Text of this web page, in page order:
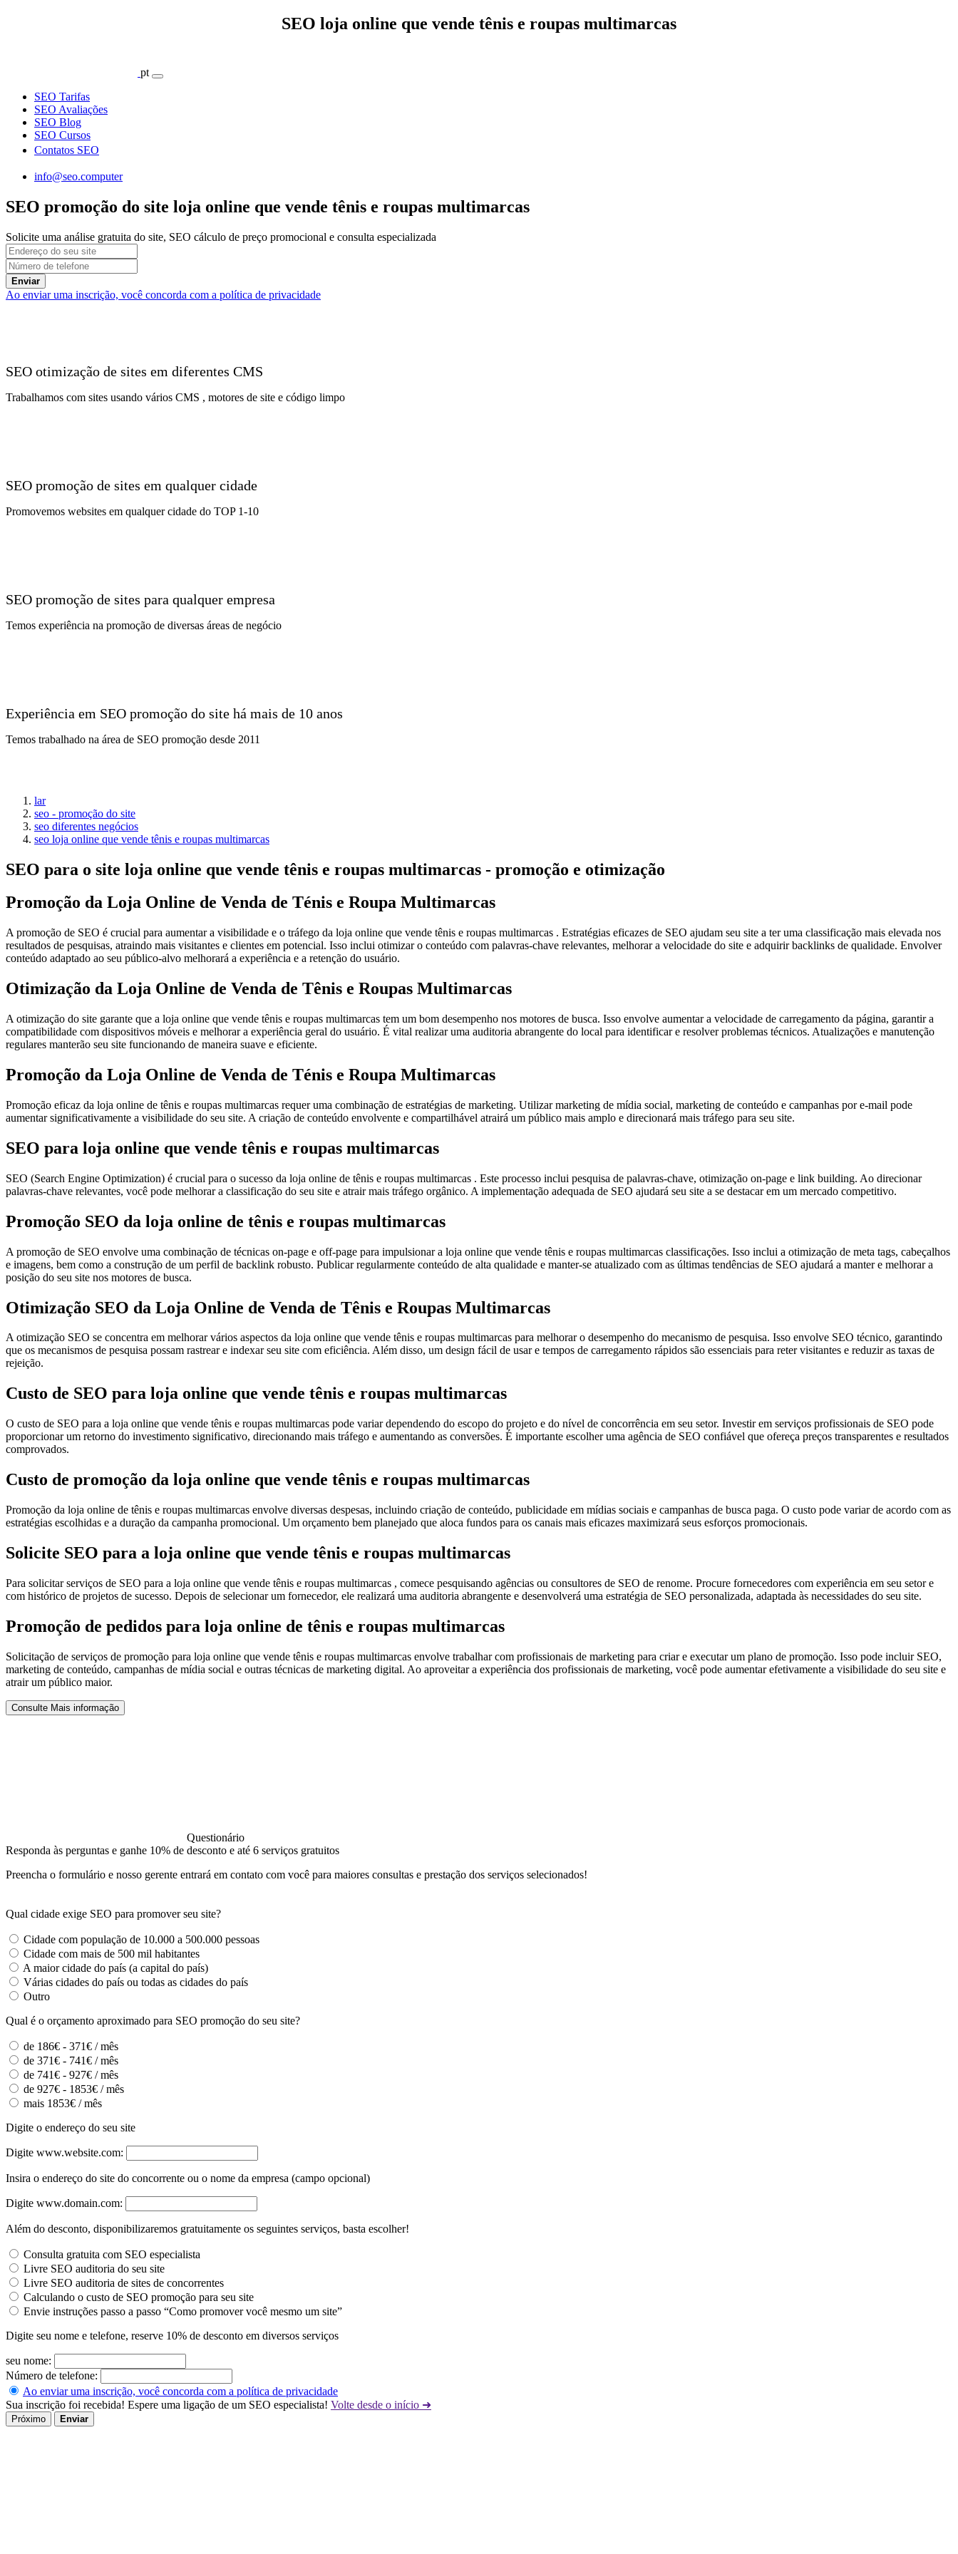
SEO loja online que vende tênis e roupas multimarcas
pt
SEO Tarifas
SEO Avaliações
SEO Blog
SEO Cursos
Contatos SEO
info@seo.computer
SEO promoção do site loja online que vende tênis e roupas multimarcas
Solicite uma análise gratuita do site, SEO cálculo de preço promocional e consulta especializada
Enviar
Ao enviar uma inscrição, você concorda com a política de privacidade
SEO otimização de sites em diferentes CMS
Trabalhamos com sites usando vários CMS , motores de site e código limpo
SEO promoção de sites em qualquer cidade
Promovemos websites em qualquer cidade do TOP 1-10
SEO promoção de sites para qualquer empresa
Temos experiência na promoção de diversas áreas de negócio
Experiência em SEO promoção do site há mais de 10 anos
Temos trabalhado na área de SEO promoção desde 2011
lar
seo - promoção do site
seo diferentes negócios
seo loja online que vende tênis e roupas multimarcas
SEO para o site loja online que vende tênis e roupas multimarcas - promoção e otimização
Promoção da Loja Online de Venda de Ténis e Roupa Multimarcas
A promoção de SEO é crucial para aumentar a visibilidade e o tráfego da loja online que vende tênis e roupas multimarcas . Estratégias eficazes de SEO ajudam seu site a ter uma classificação mais elevada nos
resultados de pesquisas, atraindo mais visitantes e clientes em potencial. Isso inclui otimizar o conteúdo com palavras-chave relevantes, melhorar a velocidade do site e adquirir backlinks de qualidade. Envolver
conteúdo adaptado ao seu público-alvo melhorará a experiência e a retenção do usuário.
Otimização da Loja Online de Venda de Tênis e Roupas Multimarcas
A otimização do site garante que a loja online que vende tênis e roupas multimarcas tem um bom desempenho nos motores de busca. Isso envolve aumentar a velocidade de carregamento da página, garantir a
compatibilidade com dispositivos móveis e melhorar a experiência geral do usuário. É vital realizar uma auditoria abrangente do local para identificar e resolver problemas técnicos. Atualizações e manutenção
regulares manterão seu site funcionando de maneira suave e eficiente.
Promoção da Loja Online de Venda de Ténis e Roupa Multimarcas
Promoção eficaz da loja online de tênis e roupas multimarcas requer uma combinação de estratégias de marketing. Utilizar marketing de mídia social, marketing de conteúdo e campanhas por e-mail pode
aumentar significativamente a visibilidade do seu site. A criação de conteúdo envolvente e compartilhável atrairá um público mais amplo e direcionará mais tráfego para seu site.
SEO para loja online que vende tênis e roupas multimarcas
SEO (Search Engine Optimization) é crucial para o sucesso da loja online de tênis e roupas multimarcas . Este processo inclui pesquisa de palavras-chave, otimização on-page e link building. Ao direcionar
palavras-chave relevantes, você pode melhorar a classificação do seu site e atrair mais tráfego orgânico. A implementação adequada de SEO ajudará seu site a se destacar em um mercado competitivo.
Promoção SEO da loja online de tênis e roupas multimarcas
A promoção de SEO envolve uma combinação de técnicas on-page e off-page para impulsionar a loja online que vende tênis e roupas multimarcas classificações. Isso inclui a otimização de meta tags, cabeçalhos
e imagens, bem como a construção de um perfil de backlink robusto. Publicar regularmente conteúdo de alta qualidade e manter-se atualizado com as últimas tendências de SEO ajudará a manter e melhorar a
posição do seu site nos motores de busca.
Otimização SEO da Loja Online de Venda de Tênis e Roupas Multimarcas
A otimização SEO se concentra em melhorar vários aspectos da loja online que vende tênis e roupas multimarcas para melhorar o desempenho do mecanismo de pesquisa. Isso envolve SEO técnico, garantindo
que os mecanismos de pesquisa possam rastrear e indexar seu site com eficiência. Além disso, um design fácil de usar e tempos de carregamento rápidos são essenciais para reter visitantes e reduzir as taxas de
rejeição.
Custo de SEO para loja online que vende tênis e roupas multimarcas
O custo de SEO para a loja online que vende tênis e roupas multimarcas pode variar dependendo do escopo do projeto e do nível de concorrência em seu setor. Investir em serviços profissionais de SEO pode
proporcionar um retorno do investimento significativo, direcionando mais tráfego e aumentando as conversões. É importante escolher uma agência de SEO confiável que ofereça preços transparentes e resultados
comprovados.
Custo de promoção da loja online que vende tênis e roupas multimarcas
Promoção da loja online de tênis e roupas multimarcas envolve diversas despesas, incluindo criação de conteúdo, publicidade em mídias sociais e campanhas de busca paga. O custo pode variar de acordo com as
estratégias escolhidas e a duração da campanha promocional. Um orçamento bem planejado que aloca fundos para os canais mais eficazes maximizará seus esforços promocionais.
Solicite SEO para a loja online que vende tênis e roupas multimarcas
Para solicitar serviços de SEO para a loja online que vende tênis e roupas multimarcas , comece pesquisando agências ou consultores de SEO de renome. Procure fornecedores com experiência em seu setor e
com histórico de projetos de sucesso. Depois de selecionar um fornecedor, ele realizará uma auditoria abrangente e desenvolverá uma estratégia de SEO personalizada, adaptada às necessidades do seu site.
Promoção de pedidos para loja online de tênis e roupas multimarcas
Solicitação de serviços de promoção para loja online que vende tênis e roupas multimarcas envolve trabalhar com profissionais de marketing para criar e executar um plano de promoção. Isso pode incluir SEO,
marketing de conteúdo, campanhas de mídia social e outras técnicas de marketing digital. Ao aproveitar a experiência dos profissionais de marketing, você pode aumentar efetivamente a visibilidade do seu site e
atrair um público maior.
Consulte Mais informação
Questionário
Responda às perguntas e ganhe 10% de desconto e até 6 serviços gratuitos
Preencha o formulário e nosso gerente entrará em contato com você para maiores consultas e prestação dos serviços selecionados!
Qual cidade exige SEO para promover seu site?
Cidade com população de 10.000 a 500.000 pessoas
Cidade com mais de 500 mil habitantes
A maior cidade do país (a capital do país)
Várias cidades do país ou todas as cidades do país
Outro
Qual é o orçamento aproximado para SEO promoção do seu site?
de 186€ - 371€ / mês
de 371€ - 741€ / mês
de 741€ - 927€ / mês
de 927€ - 1853€ / mês
mais 1853€ / mês
Digite o endereço do seu site
Digite www.website.com:
Insira o endereço do site do concorrente ou o nome da empresa (campo opcional)
Digite www.domain.com:
Além do desconto, disponibilizaremos gratuitamente os seguintes serviços, basta escolher!
Consulta gratuita com SEO especialista
Livre SEO auditoria do seu site
Livre SEO auditoria de sites de concorrentes
Calculando o custo de SEO promoção para seu site
Envie instruções passo a passo “Como promover você mesmo um site”
Digite seu nome e telefone, reserve 10% de desconto em diversos serviços
seu nome:
Número de telefone:
Ao enviar uma inscrição, você concorda com a política de privacidade
Sua inscrição foi recebida! Espere uma ligação de um SEO especialista! Volte desde o início ➜
Próximo Enviar